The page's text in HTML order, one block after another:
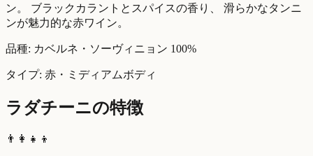
ン。 ブラックカラントとスパイスの香り、 滑らかなタンニ
ンが魅力的な赤ワイン。
品種: カベルネ・ソーヴィニョン 100%
タイプ: 赤・ミディアムボディ
ラダチーニの特徴
👨‍👩‍👧‍👦